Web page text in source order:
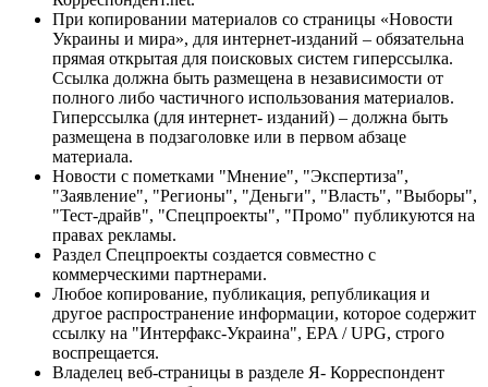
При копировании материалов со страницы «Новости
Украины и мира», для интернет-изданий – обязательна
прямая открытая для поисковых систем гиперссылка.
Ссылка должна быть размещена в независимости от
полного либо частичного использования материалов.
Гиперссылка (для интернет- изданий) – должна быть
размещена в подзаголовке или в первом абзаце
материала.
Новости с пометками "Мнение", "Экспертиза",
"Заявление", "Регионы", "Деньги", "Власть", "Выборы",
"Тест-драйв", "Спецпроекты", "Промо" публикуются на
правах рекламы.
Раздел Спецпроекты создается совместно с
коммерческими партнерами.
Любое копирование, публикация, републикация и
другое распространение информации, которое содержит
ссылку на "Интерфакс-Украина", EPA / UPG, строго
воспрещается.
Владелец веб-страницы в разделе Я- Корреспондент